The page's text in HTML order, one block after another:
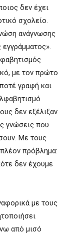
δεν έχει
σχολείο.
ανάγνωσης
εγγράμματος».
με τον πρώτο
γραφή και
δεν εξέλιξαν
γνώσεις που
Με τους
πρόβλημα:
δεν έχουμε
με τους
από μισό